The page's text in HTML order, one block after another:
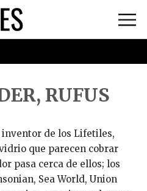
RUFUS
inventor de los Lifetiles,
que parecen cobrar
pasa cerca de ellos; los
Sea World, Union